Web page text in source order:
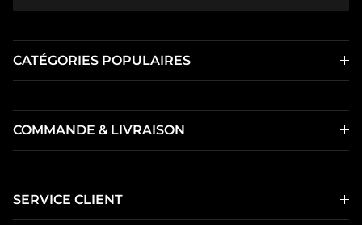
CATÉGORIES POPULAIRES
COMMANDE & LIVRAISON
SERVICE CLIENT